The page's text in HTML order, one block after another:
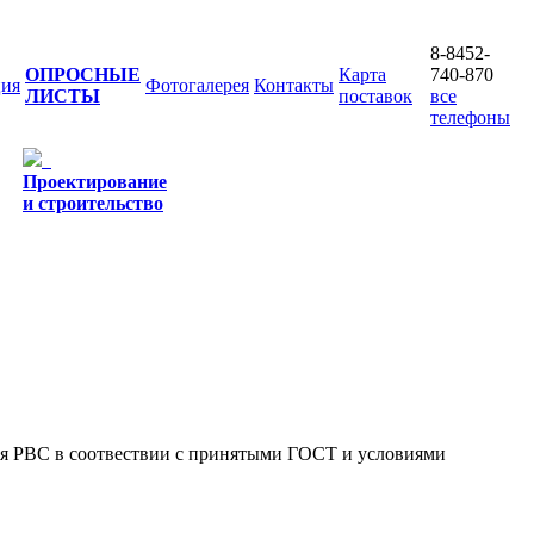
ОПРОСНЫЕ
ЛИСТЫ
Фотогалерея Контакты
Карта
поставок
8-8452-
740-870
все
телефоны
Проектирование
и строительство
РВС в соотвествии с принятыми ГОСТ и условиями